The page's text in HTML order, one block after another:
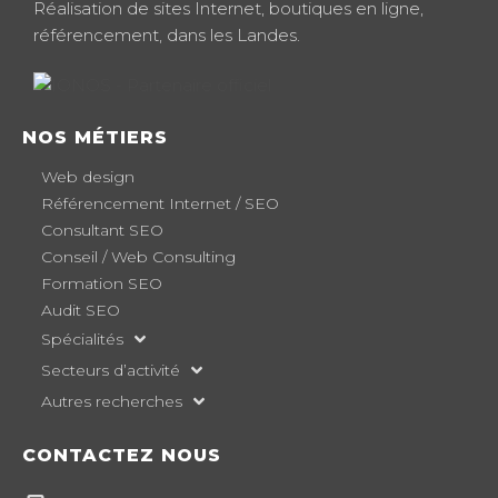
Réalisation de sites Internet, boutiques en ligne,
référencement, dans les Landes.
NOS MÉTIERS
Web design
Référencement Internet / SEO
Consultant SEO
Conseil / Web Consulting
Formation SEO
Audit SEO
Spécialités
Secteurs d’activité
Autres recherches
CONTACTEZ NOUS